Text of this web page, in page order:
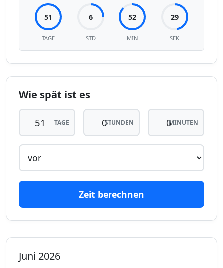
51
TAGE
6
STD
52
MIN
29
SEK
Wie spät ist es
TAGE STUNDEN MINUTEN
Zeit berechnen
Juni 2026